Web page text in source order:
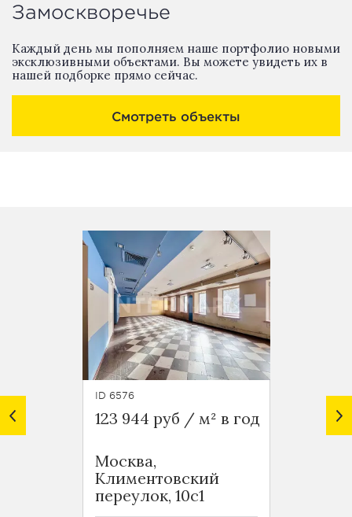
Замоскворечье
Каждый день мы пополняем наше портфолио новыми
эксклюзивными объектами. Вы можете увидеть их в
нашей подборке прямо сейчас.
Смотреть объекты
ID 6576
123 944 руб / м² в год
Москва,
Климентовский
переулок, 10с1
ID 4178
89